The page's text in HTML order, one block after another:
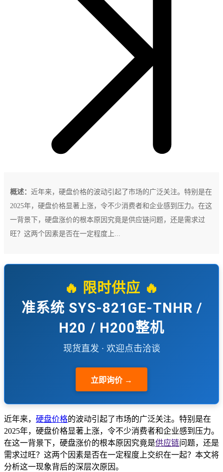
概述： 近年来，硬盘价格的波动引起了市场的广泛关注。特别是在
2025年，硬盘价格显著上涨，令不少消费者和企业感到压力。在这
一背景下，硬盘涨价的根本原因究竟是供应链问题，还是需求过
旺？这两个因素是否在一定程度上...
🔥 限时供应 🔥
准系统 SYS-821GE-TNHR /
H20 / H200整机
现货直发 · 欢迎点击洽谈
立即询价 →
近年来， 硬盘价格的波动引起了市场的广泛关注。特别是在
2025年，硬盘价格显著上涨，令不少消费者和企业感到压力。
在这一背景下，硬盘涨价的根本原因究竟是供应链问题，还是
需求过旺？这两个因素是否在一定程度上交织在一起？本文将
分析这一现象背后的深层次原因。